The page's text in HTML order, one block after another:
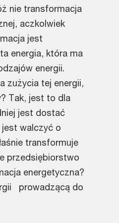
nie transformacja
aczkolwiek
jest
energia, która ma
energii.
zużycia tej energii,
Tak, jest to dla
jest dostać
walczyć o
transformuje
przedsiębiorstwo
energetyczna?
prowadzącą do